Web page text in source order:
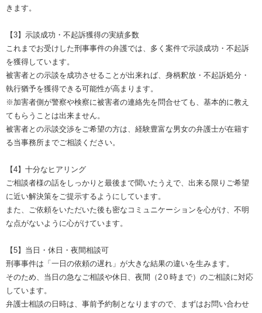
きます。
【3】示談成功・不起訴獲得の実績多数
これまでお受けした刑事事件の弁護では、多く案件で示談成功・不起訴
を獲得しています。
被害者との示談を成功させることが出来れば、身柄釈放・不起訴処分・
執行猶予を獲得できる可能性が高まります。
※加害者側が警察や検察に被害者の連絡先を問合せても、基本的に教え
てもらうことは出来ません。
被害者との示談交渉をご希望の方は、経験豊富な男女の弁護士が在籍す
る当事務所までご相談ください。
【4】十分なヒアリング
ご相談者様の話をしっかりと最後まで聞いたうえで、出来る限りご希望
に近い解決策をご提示するようにしています。
また、ご依頼をいただいた後も密なコミュニケーションを心がけ、不明
な点がないように心がけています。
【5】当日・休日・夜間相談可
刑事事件は「一日の依頼の遅れ」が大きな結果の違いを生みます。
そのため、当日の急なご相談や休日、夜間（2０時まで）のご相談に対応
しています。
弁護士相談の日時は、事前予約制となりますので、まずはお問い合わせ